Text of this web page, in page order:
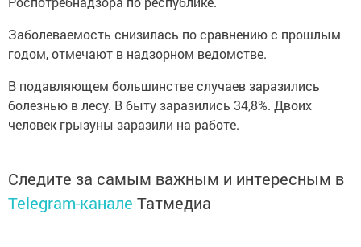
Заболеваемость снизилась по сравнению с прошлым
годом, отмечают в надзорном ведомстве.
В подавляющем большинстве случаев заразились
болезнью в лесу. В быту заразились 34,8%. Двоих
человек грызуны заразили на работе.
Следите за самым важным и интересным в
Telegram-канале Татмедиа